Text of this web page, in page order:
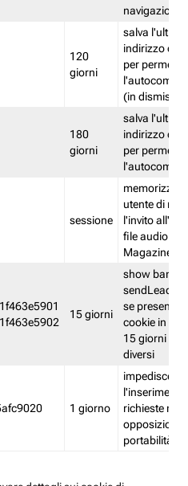
navigazione
120
giorni
salva l'ultimo
indirizzo di
per
(in
180
giorni
salva l'ultimo
indirizzo di
per
sessione
memorizza
utente di
l'invito
file audio del
Magazine
15 giorni
show banner
sendLead
se presenti
cookie in un
15 giorni e
diversi
1 giorno
impedisce
l'inserimento
richieste
opposizione
portabilità